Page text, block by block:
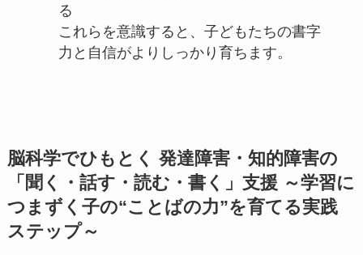
る
これらを意識すると、子どもたちの書字
力と自信がよりしっかり育ちます。
脳科学でひもとく 発達障害・知的障害の
「聞く・話す・読む・書く」支援 ～学習に
つまずく子の“ことばの力”を育てる実践
ステップ～